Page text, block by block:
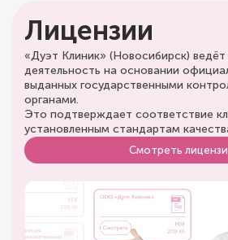
Лицензии
«Дуэт Клиник» (Новосибирск)
деятельность на основании
выданных государственными
органами.
Это подтверждает соответствие
установленным стандартам
Смотреть